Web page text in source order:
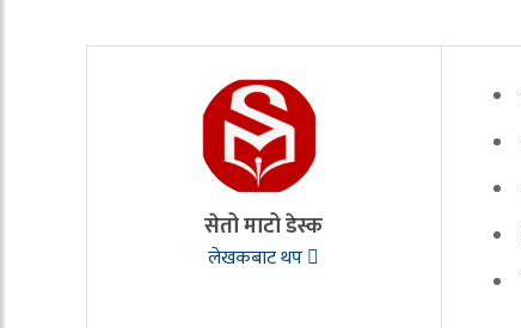
सेतो माटो डेस्क
लेखकबाट थप